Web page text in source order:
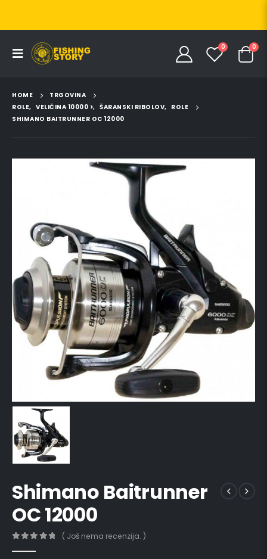
0 0
HOME
TRGOVINA
ROLE, VELIČINA 10000 >, ŠARANSKI RIBOLOV, ROLE
SHIMANO BAITRUNNER OC 12000
Shimano Baitrunner
OC 12000
( Još nema recenzija. )